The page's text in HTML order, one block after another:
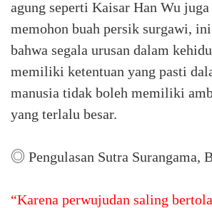
agung seperti Kaisar Han Wu
memohon buah persik surgawi,
bahwa segala urusan dalam
memiliki ketentuan yang pasti
manusia tidak boleh memiliki
yang terlalu besar.
◎ Pengulasan Sutra Surangama,
“Karena perwujudan saling